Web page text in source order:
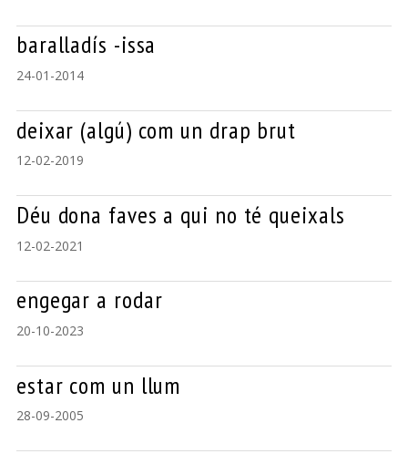
baralladís -issa
24-01-2014
deixar (algú) com un drap brut
12-02-2019
Déu dona faves a qui no té queixals
12-02-2021
engegar a rodar
20-10-2023
estar com un llum
28-09-2005